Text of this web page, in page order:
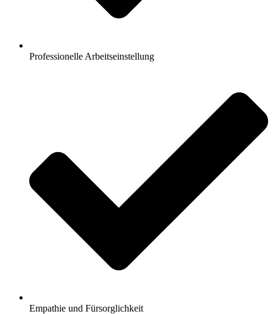
Professionelle Arbeitseinstellung
Empathie und Fürsorglichkeit